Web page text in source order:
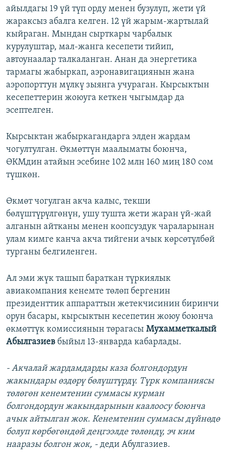
айылдагы 19 үй түп орду менен бузулуп, жети үй
жараксыз абалга келген. 12 үй жарым-жартылай
кыйраган. Мындан сырткары чарбалык
курулуштар, мал-жанга кесепети тийип,
автоунаалар талкаланган. Анан да энергетика
тармагы жабыркап, аэронавигациянын жана
аэропорттун мүлкү зыянга учураган. Кырсыктын
кесепеттерин жоюуга кеткен чыгымдар да
эсептелген.
Кырсыктан жабыркагандарга элден жардам
чогултулган. Өкмөттүн маалыматы боюнча,
ӨКМдин атайын эсебине 102 млн 160 миң 180 сом
түшкөн.
Өкмөт чогулган акча калыс, текши
бөлүштүрүлгөнүн, ушу тушта жети жаран үй-жай
алганын айтканы менен коопсуздук чараларынан
улам кимге канча акча тийгени ачык көрсөтүлбөй
турганы белгиленген.
Ал эми жүк ташып бараткан түркиялык
авиакомпания кенемте төлөп бергенин
президенттик аппараттын жетекчисинин биринчи
орун басары, кырсыктын кесепетин жоюу боюнча
өкмөттүк комиссиянын төрагасы Мухамметкалый
Абылгазиев быйыл 13-январда кабарлады.
- Акчалай жардамдарды каза болгондордун
жакындары өздөрү бөлүштүрдү. Түрк компаниясы
төлөгөн кенемтенин суммасы курман
болгондордун жакындарынын каалоосу боюнча
ачык айтылган жок. Кенемтенин суммасы дүйнөдө
болуп көрбөгөндөй деңгээлде төлөндү, эч ким
нааразы болгон жок, - деди Абулгазиев.